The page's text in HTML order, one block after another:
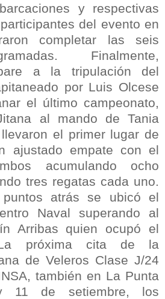
y respectivas
del evento en
completar las seis
Finalmente,
a la tripulación del
por Luis Olcese
el último campeonato,
al mando de Tania
el primer lugar de
ajustado empate con el
acumulando ocho
tres regatas cada uno.
atrás se ubicó el
Naval superando al
Arribas quien ocupó el
próxima cita de la
de Veleros Clase J/24
también en La Punta
de setiembre, los